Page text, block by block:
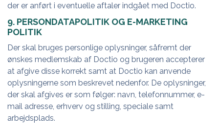
der er anført i eventuelle aftaler indgået med Doctio.
9. PERSONDATAPOLITIK OG E-MARKETING
POLITIK
Der skal bruges personlige oplysninger, såfremt der
ønskes medlemskab af Doctio og brugeren accepterer
at afgive disse korrekt samt at Doctio kan anvende
oplysningerne som beskrevet nedenfor. De oplysninger,
der skal afgives er som følger: navn, telefonnummer, e-
mail adresse, erhverv og stilling, speciale samt
arbejdsplads.